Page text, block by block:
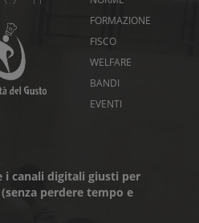
FORMAZIONE
FISCO
WELFARE
BANDI
EVENTI
i canali digitali giusti per
perdere tempo e